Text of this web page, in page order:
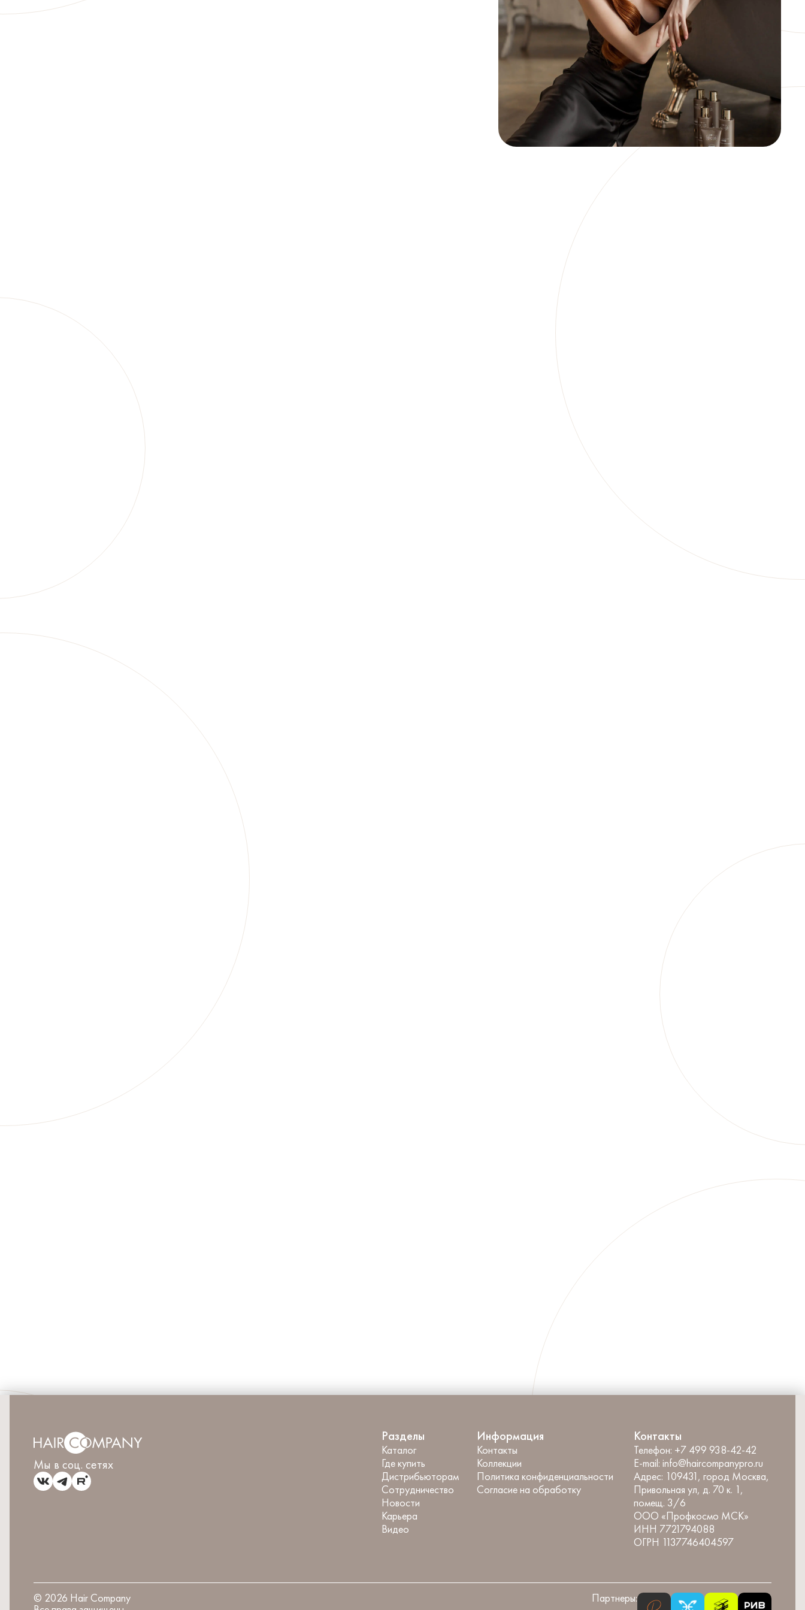
Мы в соц. сетях
Разделы
Каталог
Где купить
Дистрибьюторам
Сотрудничество
Новости
Карьера
Видео
Информация
Контакты
Коллекции
Политика конфиденциальности
Согласие на обработку
Контакты
Телефон: +7 499 938-42-42
E-mail: info@haircompanypro.ru
Адрес: 109431, город Москва,
Привольная ул, д. 70 к. 1,
помещ. 3/6
ООО «Профкосмо МСК»
ИНН 7721794088
ОГРН 1137746404597
© 2026 Hair Company
Партнеры: